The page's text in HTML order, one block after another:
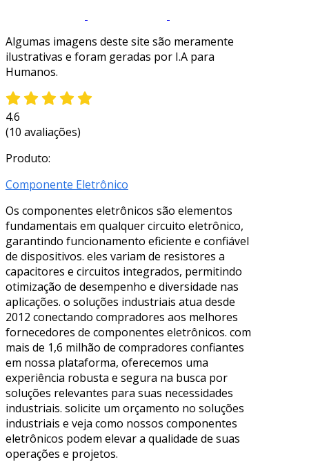
Algumas imagens deste site são meramente
ilustrativas e foram geradas por I.A para
Humanos.
4.6
(10 avaliações)
Produto:
Componente Eletrônico
Os componentes eletrônicos são elementos
fundamentais em qualquer circuito eletrônico,
garantindo funcionamento eficiente e confiável
de dispositivos. eles variam de resistores a
capacitores e circuitos integrados, permitindo
otimização de desempenho e diversidade nas
aplicações. o soluções industriais atua desde
2012 conectando compradores aos melhores
fornecedores de componentes eletrônicos. com
mais de 1,6 milhão de compradores confiantes
em nossa plataforma, oferecemos uma
experiência robusta e segura na busca por
soluções relevantes para suas necessidades
industriais. solicite um orçamento no soluções
industriais e veja como nossos componentes
eletrônicos podem elevar a qualidade de suas
operações e projetos.